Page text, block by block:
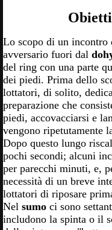
Lo scopo di un
avversario fuori dal
del ring con una parte
dei piedi. Prima dello
lottatori, di solito,
preparazione che
piedi, accovacciarsi e
vengono ripetutamente
Dopo questo lungo
pochi secondi; alcuni
per parecchi minuti, e,
necessità di un breve
lottatori di riposare
Nel sumo ci sono
includono la spinta o il